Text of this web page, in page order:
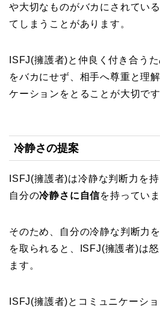
や大切なものがバカにされてい
てしまうことがあります。
ISFJ(擁護者)と仲良く付き合う
をバカにせず、相手へ尊重と理
ケーションをとることが大切です
冷静さの提案
ISFJ(擁護者)は冷静な判断力を
自分の冷静さに自信を持っていま
そのため、自分の冷静な判断力
を取られると、ISFJ(擁護者)は
ます。
ISFJ(擁護者)とコミュニケーシ